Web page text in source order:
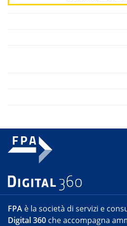
FPA è la società di servizi e
Digital 360 che accompagna